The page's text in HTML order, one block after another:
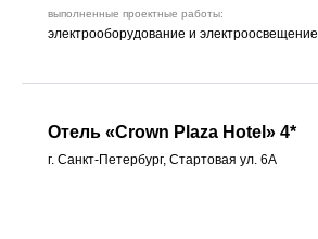
электрооборудование и электроосвещение
выполненные проектные работы:
Отель «Crown Plaza Hotel» 4*
г. Санкт-Петербург, Стартовая ул. 6А